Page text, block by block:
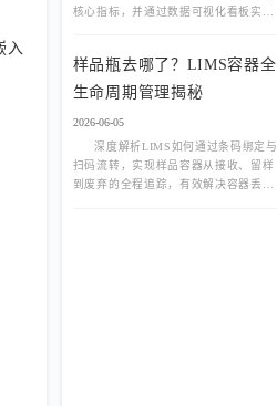
入
核心指标，并通过数据可视化看板实时
样品瓶去哪了？LIMS容器全
生命周期管理揭秘
2026-06-05
深度解析LIMS如何通过条码绑定与
扫码流转，实现样品容器从接收、留样
到废弃的全程追踪，有效解决容器丢失